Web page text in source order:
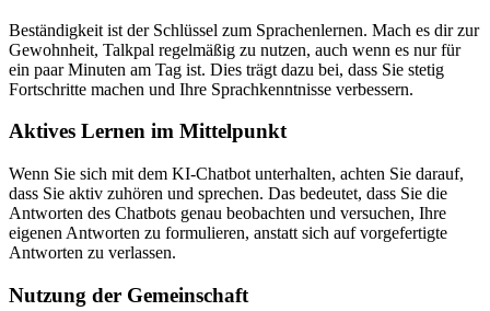
Beständigkeit ist der Schlüssel zum Sprachenlernen. Mach es dir zur
Gewohnheit, Talkpal regelmäßig zu nutzen, auch wenn es nur für
ein paar Minuten am Tag ist. Dies trägt dazu bei, dass Sie stetig
Fortschritte machen und Ihre Sprachkenntnisse verbessern.
Aktives Lernen im Mittelpunkt
Wenn Sie sich mit dem KI-Chatbot unterhalten, achten Sie darauf,
dass Sie aktiv zuhören und sprechen. Das bedeutet, dass Sie die
Antworten des Chatbots genau beobachten und versuchen, Ihre
eigenen Antworten zu formulieren, anstatt sich auf vorgefertigte
Antworten zu verlassen.
Nutzung der Gemeinschaft